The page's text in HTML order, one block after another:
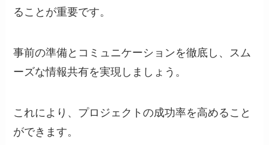
ることが重要です。
事前の準備とコミュニケーションを徹底し、スム
ーズな情報共有を実現しましょう。
これにより、プロジェクトの成功率を高めること
ができます。